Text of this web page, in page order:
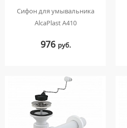
Сифон для умывальника
AlcaPlast A410
976 руб.